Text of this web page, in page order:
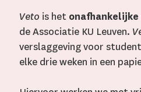
Veto is het
de Associatie KU Leuven.
verslaggeving voor
elke drie weken in een